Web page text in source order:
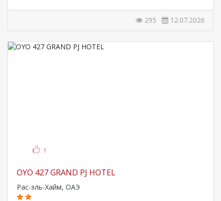
295 12.07.2026
1
OYO 427 GRAND PJ HOTEL
Рас-эль-Хайм, ОАЭ